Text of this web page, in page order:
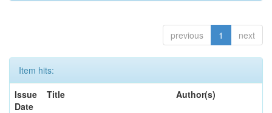
previous 1 next
Item hits:
Issue
Date
Title Author(s)